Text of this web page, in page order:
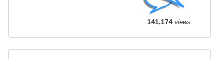
141,174views